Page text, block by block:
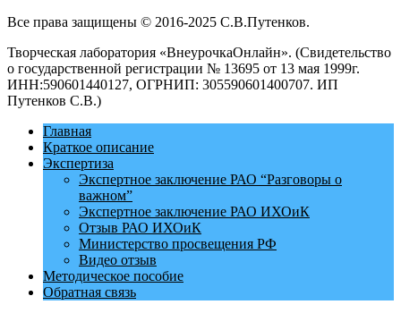
Все права защищены © 2016-2025 С.В.Путенков.
Творческая лаборатория «ВнеурочкаОнлайн». (Свидетельство
о государственной регистрации № 13695 от 13 мая 1999г.
ИНН:590601440127, ОГРНИП: 305590601400707. ИП
Путенков С.В.)
Главная
Краткое описание
Экспертиза
Экспертное заключение РАО “Разговоры о
важном”
Экспертное заключение РАО ИХОиК
Отзыв РАО ИХОиК
Министерство просвещения РФ
Видео отзыв
Методическое пособие
Обратная связь